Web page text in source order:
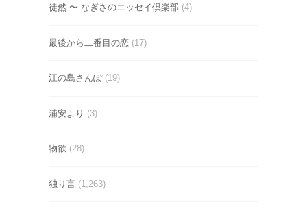
徒然 〜 なぎさのエッセイ倶楽部 (4)
最後から二番目の恋 (17)
江の島さんぽ(19)
浦安より (3)
物欲 (28)
独り言 (1,263)